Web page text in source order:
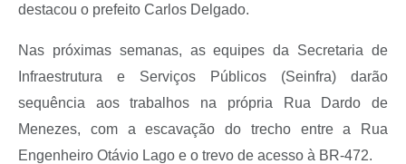
destacou o prefeito Carlos Delgado.
Nas próximas semanas, as equipes da Secretaria de
Infraestrutura e Serviços Públicos (Seinfra) darão
sequência aos trabalhos na própria Rua Dardo de
Menezes, com a escavação do trecho entre a Rua
Engenheiro Otávio Lago e o trevo de acesso à BR-472.